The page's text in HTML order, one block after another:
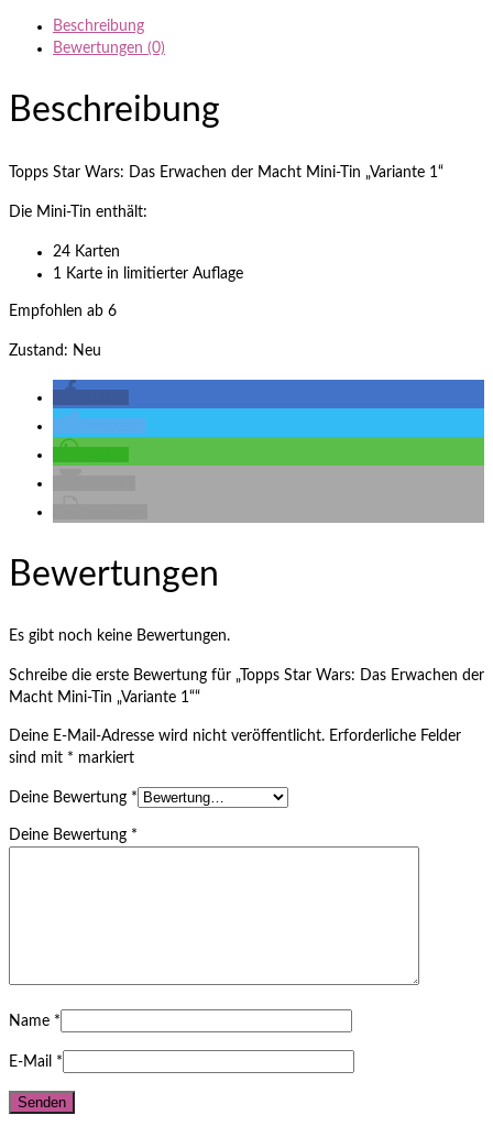
Beschreibung
Bewertungen (0)
Beschreibung
Topps Star Wars: Das Erwachen der Macht Mini-Tin „Variante 1“
Die Mini-Tin enthält:
24 Karten
1 Karte in limitierter Auflage
Empfohlen ab 6
Zustand: Neu
Bewertungen
Es gibt noch keine Bewertungen.
Schreibe die erste Bewertung für „Topps Star Wars: Das Erwachen der
Macht Mini-Tin „Variante 1““
Deine E-Mail-Adresse wird nicht veröffentlicht. Erforderliche Felder
sind mit * markiert
Deine Bewertung *
Deine Bewertung *
Name *
E-Mail *